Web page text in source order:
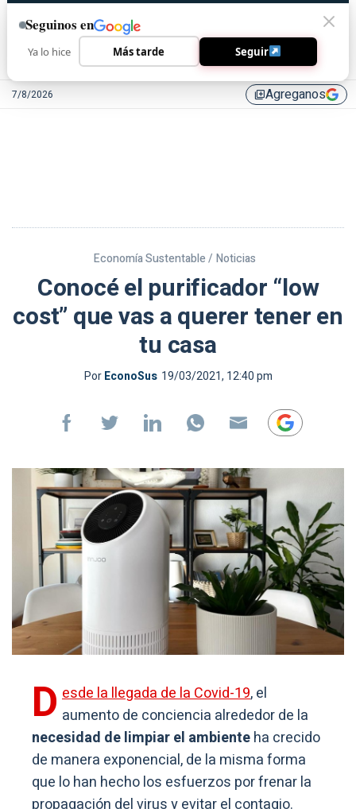
7/8/2026 library_addAgreganos
Economía Sustentable / Noticias
Conocé el purificador “low
cost” que vas a querer tener en
tu casa
PorEconoSus 19/03/2021, 12:40 pm
D esde la llegada de la Covid-19, el
aumento de conciencia alrededor de la
necesidad de limpiar el ambienteha crecido
de manera exponencial, de la misma forma
que lo han hecho los esfuerzos por frenar la
Seguinos en
Ya lo hice Más tarde Seguir